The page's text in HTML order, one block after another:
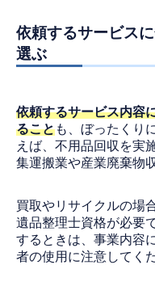
依頼するサービス
選ぶ
依頼するサービス内容
ることも、ぼったくり
えば、不用品回収を実
集運搬業や産業廃棄物
買取やリサイクルの場
遺品整理士資格が必要
するときは、事業内容
者の使用に注意してく